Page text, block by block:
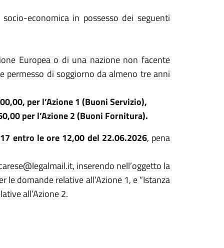
economica in possesso dei seguenti
Europea o di una nazione non facente
permesso di soggiorno da almeno tre anni
per l’Azione 1 (Buoni Servizio),
per l’Azione 2 (Buoni Fornitura).
entro le ore 12,00 del 22.06.2026, pena
inserendo nell’oggetto la
le domande relative all’Azione 1, e “Istanza
all’Azione 2.